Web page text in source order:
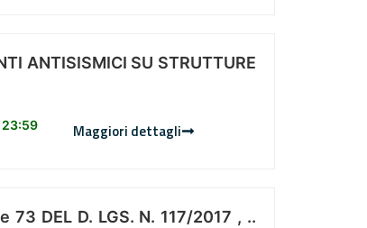
ANTISISMICI SU STRUTTURE
23:59 Maggiori dettagli
73 DEL D. LGS. N. 117/2017 , ..